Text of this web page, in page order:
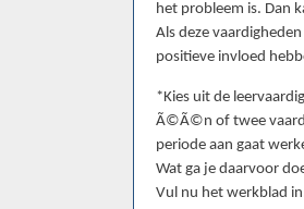
het probleem is. Dan
Als deze
positieve invloed
*Kies uit de
Ã©Ã©n of twee
periode aan gaat
Wat ga je daarvoor
Vul nu het werkblad